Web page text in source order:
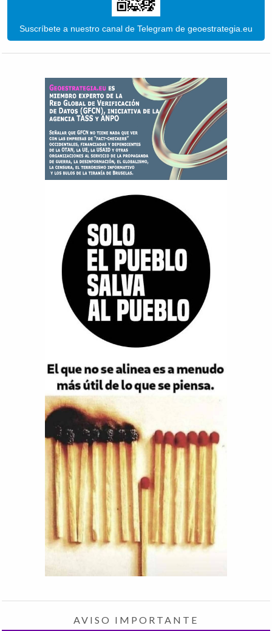
Suscríbete a nuestro canal de Telegram de geoestrategia.eu
AVISO IMPORTANTE